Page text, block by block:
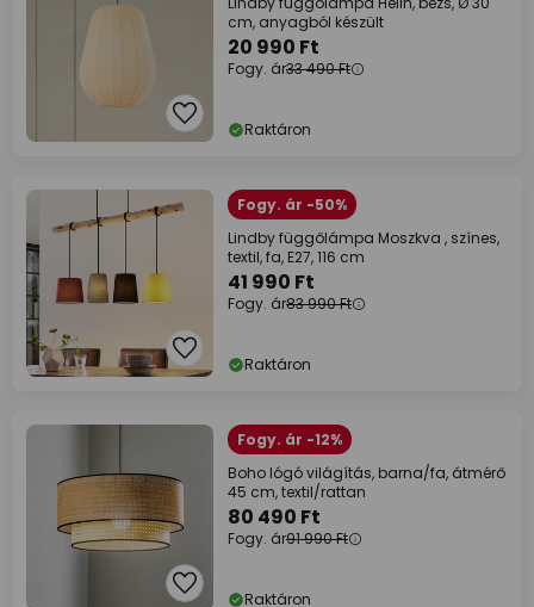
cm, anyagból készült
20 990 Ft
Fogy. ár33 490 Ft
Raktáron
Fogy. ár -50%
Lindby függőlámpa Moszkva , színes,
textil, fa, E27, 116 cm
41 990 Ft
Fogy. ár83 990 Ft
Raktáron
Fogy. ár -12%
Boho lógó világítás, barna/fa, átmérő
45 cm, textil/rattan
80 490 Ft
Fogy. ár91 990 Ft
Raktáron